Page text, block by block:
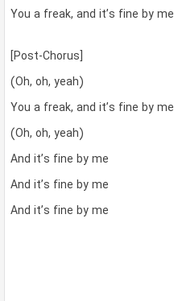
You a freak, and it’s fine by me
[Post-Chorus]
(Oh, oh, yeah)
You a freak, and it’s fine by me
(Oh, oh, yeah)
And it’s fine by me
And it’s fine by me
And it’s fine by me